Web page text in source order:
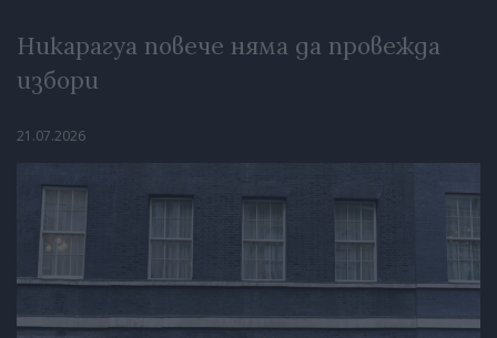
Никарагуа повече няма да провежда
избори
21.07.2026